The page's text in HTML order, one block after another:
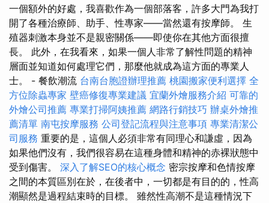
一個額外的好處，我喜歡作為一個部落客，許多大門為我打
開了各種治療師、助手、性專家——當然還有按摩師。 生
殖器刺激本身並不是親密關係——即使你在其他方面很擅
長。 此外，在我看來，如果一個人非常了解性問題的精神
層面並知道如何處理它們，那麼他就成為這方面的專業人
士。 - 餐飲潮流 台南台胞證辦理推薦 桃園搬家便利選擇 全
方位除蟲專家 壁癌修復專業建議 宜蘭外燴服務介紹 可靠的
外燴公司推薦 專業打掃阿姨推薦 網路行銷技巧 辦桌外燴推
薦清單 南屯按摩服務 公司登記流程與注意事項 專業清潔公
司服務 重要的是，這個人必須非常有同理心和謙虛，因為
如果他們沒有，我們很容易在這種身體和精神的赤裸狀態中
受到傷害。 深入了解SEO的核心概念 密宗按摩和色情按摩
之間的本質區別在於，在後者中，一切都是有目的的，性高
潮顯然是過程結束時的目標。 雖然性高潮不是這種情況下